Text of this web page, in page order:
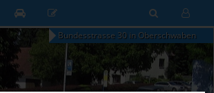
Bundesstrasse 30 in Oberschwaben